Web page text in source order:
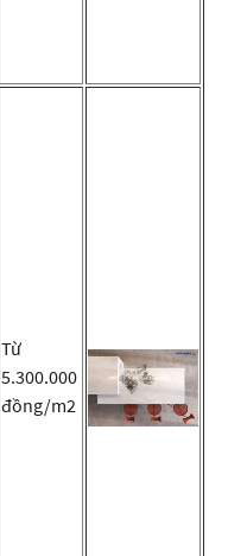
Từ
5.300.000
đồng/m2